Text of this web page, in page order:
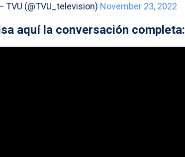
TVU (@TVU_television) November 23, 2022
aquí la conversación completa: